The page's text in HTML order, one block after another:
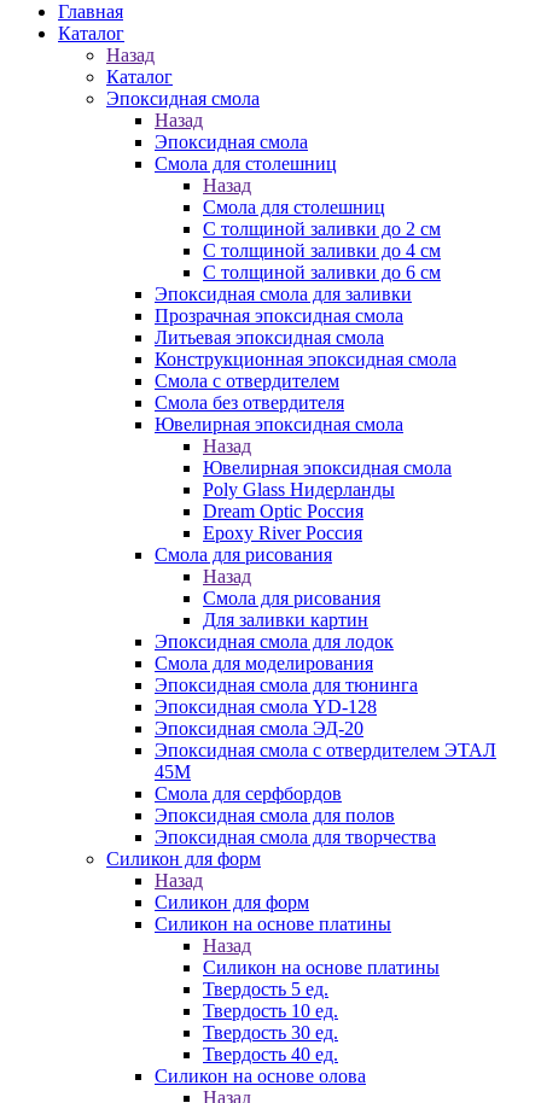
Главная
Каталог
Назад
Каталог
Эпоксидная смола
Назад
Эпоксидная смола
Смола для столешниц
Назад
Смола для столешниц
С толщиной заливки до 2 см
С толщиной заливки до 4 см
С толщиной заливки до 6 см
Эпоксидная смола для заливки
Прозрачная эпоксидная смола
Литьевая эпоксидная смола
Конструкционная эпоксидная смола
Смола с отвердителем
Смола без отвердителя
Ювелирная эпоксидная смола
Назад
Ювелирная эпоксидная смола
Poly Glass Нидерланды
Dream Optic Россия
Epoxy River Россия
Смола для рисования
Назад
Смола для рисования
Для заливки картин
Эпоксидная смола для лодок
Смола для моделирования
Эпоксидная смола для тюнинга
Эпоксидная смола YD-128
Эпоксидная смола ЭД-20
Эпоксидная смола с отвердителем ЭТАЛ
45М
Смола для серфбордов
Эпоксидная смола для полов
Эпоксидная смола для творчества
Силикон для форм
Назад
Силикон для форм
Силикон на основе платины
Назад
Силикон на основе платины
Твердость 5 ед.
Твердость 10 ед.
Твердость 30 ед.
Твердость 40 ед.
Силикон на основе олова
Назад